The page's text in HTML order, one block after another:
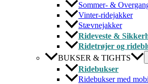
Sommer- &
Vinter-ridejakker
Stævnejakker
Rideveste &
Ridetrøjer og
BUKSER & TIGHTS
Ridebukser
Ridebukser med